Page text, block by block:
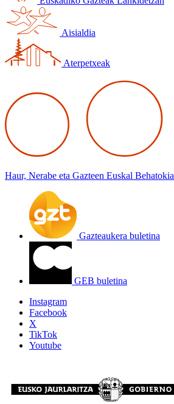
Aisialdia
Aterpetxeak
Haur, Nerabe eta Gazteen Euskal Behatokia
Gazteaukera buletina
GEB buletina
Instagram
Facebook
X
TikTok
Youtube